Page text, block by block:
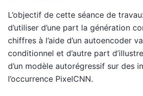
L’objectif de cette séance de
d’utiliser d’une part la génération
chiffres à l’aide d’un autoencoder
conditionnel et d’autre part
d’un modèle autorégressif sur des
l’occurrence PixelCNN.